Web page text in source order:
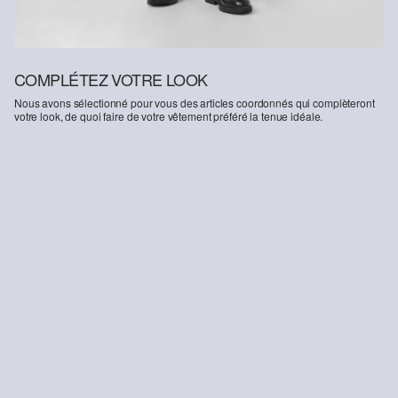
COMPLÉTEZ VOTRE LOOK
Nous avons sélectionné pour vous des articles coordonnés qui complèteront
votre look, de quoi faire de votre vêtement préféré la tenue idéale.